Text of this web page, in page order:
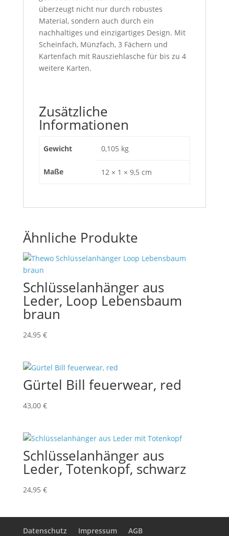
überzeugt nicht nur durch robustes
Material, sondern auch durch ein
nachhaltiges und einzigartiges Design. Mit
Scheinfach, Münzfach, 3 Fächern und
Kartenfach mit Rausziehlasche für bis zu 4
weitere Karten.
Zusätzliche
Informationen
Gewicht 0,105 kg
Maße 12 × 1 × 9,5 cm
Ähnliche Produkte
Schlüsselanhänger aus
Leder, Loop Lebensbaum
braun
24,95 €
Gürtel Bill feuerwear, red
43,00 €
Schlüsselanhänger aus
Leder, Totenkopf, schwarz
24,95 €
Datenschutz Impressum AGB